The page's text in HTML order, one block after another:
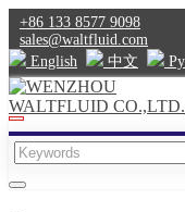
+86 133 8577 9098
sales@waltfluid.com
English
中文